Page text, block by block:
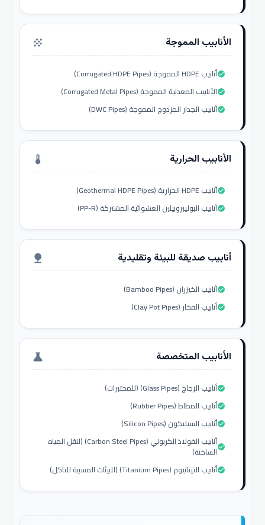
الأنابيب المموجة grain
أنابيب HDPE المموجة (Corrugated HDPE Pipes)check_circle
الأنابيب المعدنية المموجة (Corrugated Metal Pipes)check_circle
أنابيب الجدار المزدوج المموجة (DWC Pipes)check_circle
الأنابيب الحرارية thermostat
أنابيب HDPE الحرارية (Geothermal HDPE Pipes)check_circle
أنابيب البوليبروبيلين العشوائية المشتركة (PP-R)check_circle
أنابيب صديقة للبيئة وتقليدية nature
أنابيب الخيزران (Bamboo Pipes)check_circle
أنابيب الفخار (Clay Pot Pipes)check_circle
الأنابيب المتخصصة science
أنابيب الزجاج (Glass Pipes) (للمختبرات)check_circle
أنابيب المطاط (Rubber Pipes)check_circle
أنابيب السيليكون (Silicon Pipes)check_circle
أنابيب الفولاذ الكربوني (Carbon Steel Pipes) (لنقل المياه
الساخنة)check_circle
أنابيب التيتانيوم (Titanium Pipes) (للبيئات المسببة للتآكل)check_circle